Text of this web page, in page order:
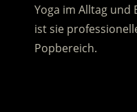
Yoga im Alltag und
ist sie
Popbereich.